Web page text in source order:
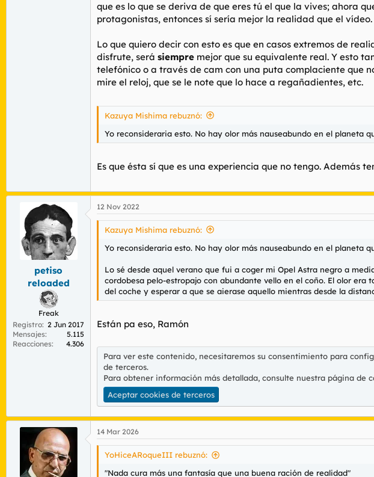
que es lo que se deriva de que eres tú el que la vives; ahora
protagonistas, entonces sí sería mejor la realidad que el vídeo.
Lo que quiero decir con esto es que en casos extremos de
disfrute, será siempre mejor que su equivalente real. Y esto
telefónico o a través de cam con una puta complaciente que
mire el reloj, que se le note que lo hace a regañadientes, etc.
Kazuya Mishima rebuznó:
Yo reconsideraria esto. No hay olor más nauseabundo en el planeta
Es que ésta sí que es una experiencia que no tengo. Además
petiso
reloaded
Freak
Registro 2 Jun 2017
Mensajes
5.115
Reacciones
4.306
12 Nov 2022
Kazuya Mishima rebuznó:
Yo reconsideraria esto. No hay olor más nauseabundo en el planeta
Lo sé desde aquel verano que fui a coger mi Opel Astra negro a
cordobesa pelo-estropajo con abundante vello en el coño. El olor era
del coche y esperar a que se aierase aquello mientras desde la
Están pa eso, Ramón
Para ver este contenido, necesitaremos su consentimiento para
de terceros.
Para obtener información más detallada, consulte nuestra página de
Aceptar cookies de terceros
14 Mar 2026
YoHiceARoqueIII rebuznó:
"Nada cura más una fantasía que una buena ración de realidad"